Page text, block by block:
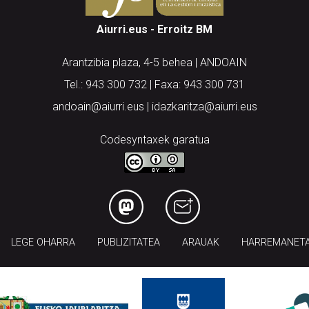
Aiurri.eus - Erroitz BM
Arantzibia plaza, 4-5 behea | ANDOAIN
Tel.: 943 300 732 | Faxa: 943 300 731
andoain@aiurri.eus | idazkaritza@aiurri.eus
Codesyntaxek garatua
LEGE OHARRA PUBLIZITATEA ARAUAK